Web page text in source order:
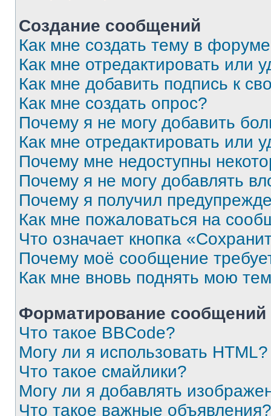
Создание сообщений
Как мне создать тему в
Как мне отредактировать или
Как мне добавить подпись к
Как мне создать опрос?
Почему я не могу добавить
Как мне отредактировать или
Почему мне недоступны
Почему я не могу добавлять
Почему я получил
Как мне пожаловаться на
Что означает кнопка
Почему моё сообщение
Как мне вновь поднять мою
Форматирование
Что такое BBCode?
Могу ли я использовать HTML?
Что такое смайлики?
Могу ли я добавлять
Что такое важные объявления?